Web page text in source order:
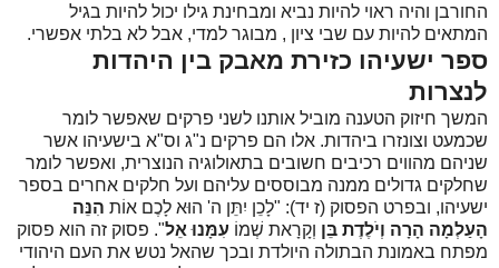
החורבן והיה ראוי להיות נביא ומבחינת גילו יכול להיות בגיל
המתאים להיות עם שבי ציון , מבוגר למדי, אבל לא בלתי אפשרי.
ספר ישעיהו כזירת מאבק בין היהדות
לנצרות
המשך חיזוק הטענה מוביל אותנו לשני פרקים שאפשר לומר
שכמעט וצונזרו ביהדות. אלו הם פרקים נ"ג וס"א בישעיהו אשר
שניהם מהווים רכיבים חשובים בתאולוגיה הנוצרית, ואפשר לומר
שחלקים גדולים ממנה מבוססים עליהם ועל חלקים אחרים בספר
ישעיהו, ובפרט הפסוק (ז יד): "לָכֵן יִתֵּן ה' הוּא לָכֶם אוֹת הִנֵּה
הָעַלְמָה הָרָה וְיֹלֶדֶת בֵּן וְקָרָאת שְׁמוֹ עִמָּנוּ אֵל". פסוק זה הוא פסוק
מפתח באמונת הבתולה היולדת ובכך שהאל נטש את העם היהודי